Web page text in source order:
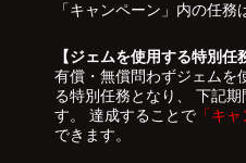
「キャンペーン」内の任務
【ジェムを使用する特別任
有償・無償問わずジェムを
る特別任務となり、 下記期
す。 達成することで「キャ
できます。